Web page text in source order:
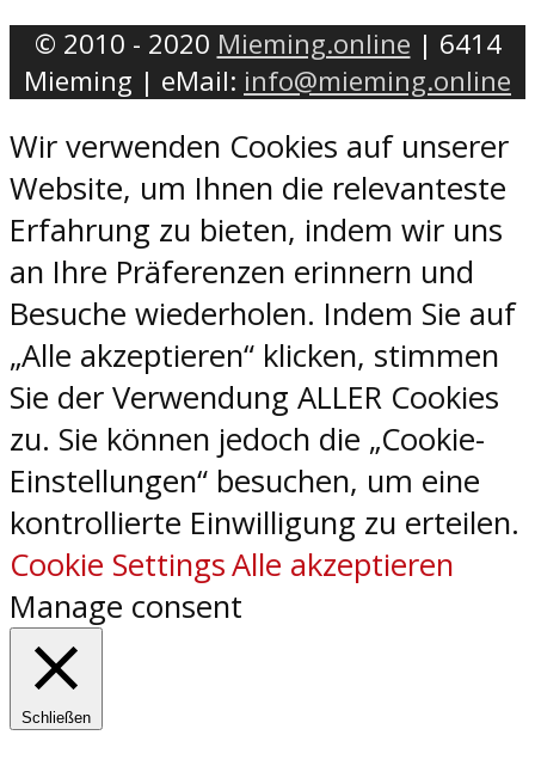
© 2010 - 2020 Mieming.online | 6414
Mieming | eMail: info@mieming.online
Wir verwenden Cookies auf unserer
Website, um Ihnen die relevanteste
Erfahrung zu bieten, indem wir uns
an Ihre Präferenzen erinnern und
Besuche wiederholen. Indem Sie auf
„Alle akzeptieren“ klicken, stimmen
Sie der Verwendung ALLER Cookies
zu. Sie können jedoch die „Cookie-
Einstellungen“ besuchen, um eine
kontrollierte Einwilligung zu erteilen.
Cookie SettingsAlle akzeptieren
Manage consent
Schließen